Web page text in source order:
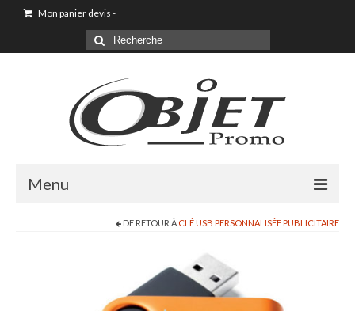
Mon panier devis -
Menu
Goodies & Objet Publicitaire
Goodies été loisirs vacances
DE RETOUR À CLÉ USB PERSONNALISÉE PUBLICITAIRE